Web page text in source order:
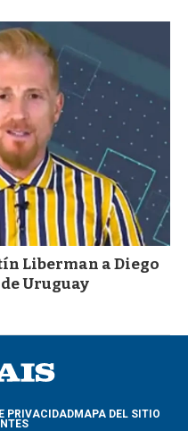
d
Liberman a Diego
Uruguay
PRIVACIDADMAPA DEL SITIO